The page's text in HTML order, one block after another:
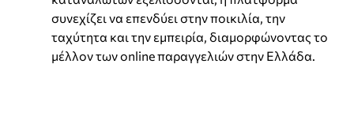
συνεχίζει να επενδύει στην ποικιλία, την
ταχύτητα και την εμπειρία, διαμορφώνοντας το
μέλλον των online παραγγελιών στην Ελλάδα.